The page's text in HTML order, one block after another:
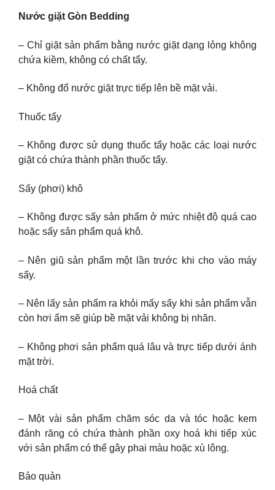
Nước giặt Gòn Bedding
– Chỉ giặt sản phẩm bằng nước giặt dạng lỏng không
chứa kiềm, không có chất tẩy.
– Không đổ nước giặt trực tiếp lên bề mặt vải.
Thuốc tẩy
– Không được sử dụng thuốc tẩy hoặc các loại nước
giặt có chứa thành phần thuốc tẩy.
Sấy (phơi) khô
– Không được sấy sản phẩm ở mức nhiệt độ quá cao
hoặc sấy sản phẩm quá khô.
– Nên giũ sản phẩm một lần trước khi cho vào máy
sấy.
– Nên lấy sản phẩm ra khỏi mấy sấy khi sản phẩm vẫn
còn hơi ẩm sẽ giúp bề mặt vải không bị nhăn.
– Không phơi sản phẩm quá lâu và trực tiếp dưới ánh
mặt trời.
Hoá chất
– Một vài sản phẩm chăm sóc da và tóc hoặc kem
đánh răng có chứa thành phần oxy hoá khi tiếp xúc
với sản phẩm có thể gây phai màu hoặc xù lông.
Bảo quản